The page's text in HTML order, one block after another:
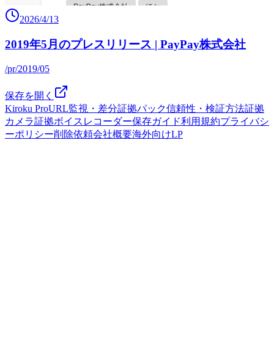
2026/4/13
2019年5月のプレスリリース | PayPay株式会社
/pr/2019/05
保存を開く
Kiroku ProURL監視・差分証拠パック信頼性・検証方法証拠
カメラ証拠ボイスレコーダー保存ガイド利用規約プライバシ
ーポリシー削除依頼会社概要海外向けLP